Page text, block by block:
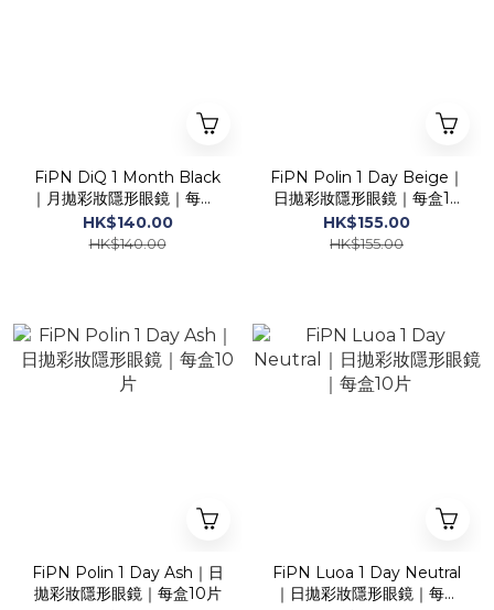
FiPN DiQ 1 Month Black
｜月拋彩妝隱形眼鏡｜每盒2
片
HK$140.00
HK$140.00
FiPN Polin 1 Day Beige｜
日拋彩妝隱形眼鏡｜每盒10
片
HK$155.00
HK$155.00
FiPN Polin 1 Day Ash｜日
拋彩妝隱形眼鏡｜每盒10片
FiPN Luoa 1 Day Neutral
｜日拋彩妝隱形眼鏡｜每盒